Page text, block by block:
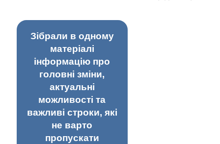
Зібрали в одному
матеріалі
інформацію про
головні зміни,
актуальні
можливості та
важливі строки, які
не варто
пропускати